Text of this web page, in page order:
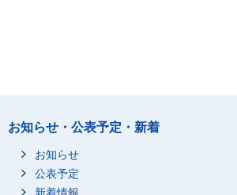
お知らせ・公表予定・新着
お知らせ
公表予定